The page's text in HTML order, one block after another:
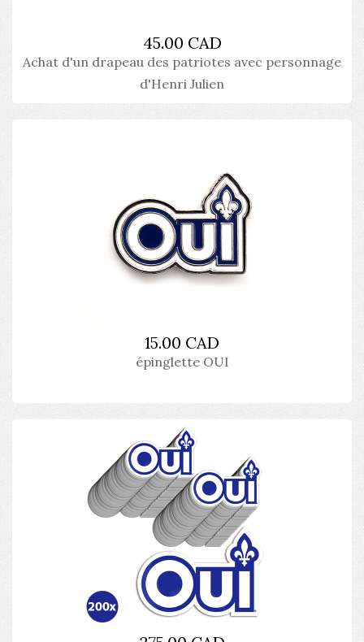
45.00 CAD
Achat d'un drapeau des patriotes avec personnage
d'Henri Julien
15.00 CAD
épinglette OUI